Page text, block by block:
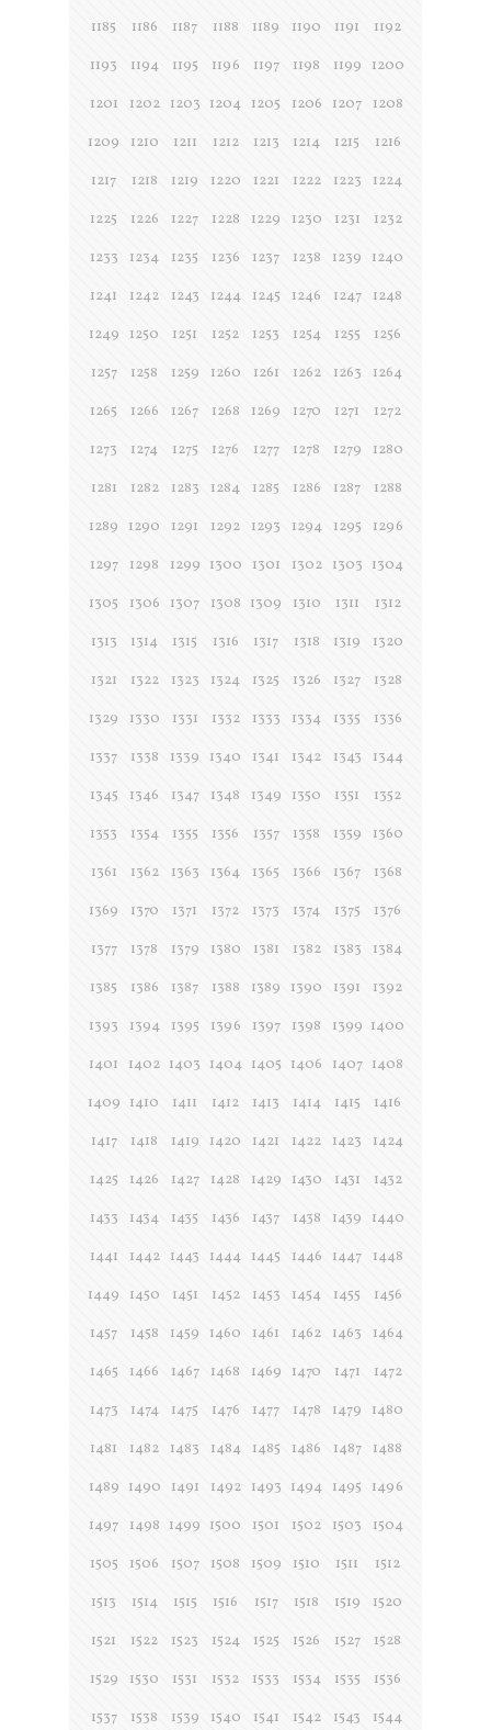
1185
1186 1187 1188 1189 1190 1191
1192
1193
1194 1195 1196 1197 1198 1199
1200
1201
1202 1203 1204 1205 1206 1207
1208
1209
1210 1211 1212 1213 1214 1215
1216
1217
1218 1219 1220 1221 1222 1223
1224
1225
1226 1227 1228 1229 1230 1231
1232
1233
1234 1235 1236 1237 1238 1239
1240
1241
1242 1243 1244 1245 1246 1247
1248
1249
1250 1251 1252 1253 1254 1255
1256
1257
1258 1259 1260 1261 1262 1263
1264
1265
1266 1267 1268 1269 1270 1271
1272
1273
1274 1275 1276 1277 1278 1279
1280
1281
1282 1283 1284 1285 1286 1287
1288
1289
1290 1291 1292 1293 1294 1295
1296
1297
1298 1299 1300 1301 1302 1303 1304
1305
1306 1307 1308 1309 1310 1311
1312
1313
1314 1315 1316 1317 1318 1319
1320
1321
1322 1323 1324 1325 1326 1327
1328
1329
1330 1331 1332 1333 1334 1335
1336
1337
1338 1339 1340 1341 1342 1343
1344
1345
1346 1347 1348 1349 1350 1351
1352
1353
1354 1355 1356 1357 1358 1359
1360
1361
1362 1363 1364 1365 1366 1367
1368
1369
1370 1371 1372 1373 1374 1375
1376
1377
1378 1379 1380 1381 1382 1383
1384
1385
1386 1387 1388 1389 1390 1391
1392
1393
1394 1395 1396 1397 1398 1399 1400
1401
1402 1403 1404 1405 1406 1407 1408
1409 1410 1411 1412 1413 1414 1415
1416
1417
1418 1419 1420 1421 1422 1423
1424
1425
1426 1427 1428 1429 1430 1431
1432
1433
1434 1435 1436 1437 1438 1439
1440
1441
1442 1443 1444 1445 1446 1447
1448
1449
1450 1451 1452 1453 1454 1455
1456
1457
1458 1459 1460 1461 1462 1463
1464
1465
1466 1467 1468 1469 1470 1471
1472
1473
1474 1475 1476 1477 1478 1479
1480
1481
1482 1483 1484 1485 1486 1487
1488
1489 1490 1491 1492 1493 1494 1495
1496
1497
1498 1499 1500 1501 1502 1503
1504
1505
1506 1507 1508 1509 1510 1511
1512
1513
1514 1515 1516 1517 1518 1519
1520
1521
1522 1523 1524 1525 1526 1527
1528
1529
1530 1531 1532 1533 1534 1535
1536
1537
1538 1539 1540 1541 1542 1543
1544